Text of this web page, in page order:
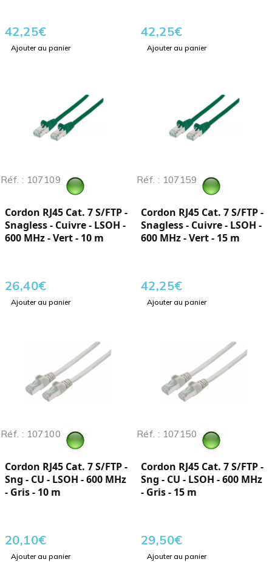
42,25€
Ajouter au panier
42,25€
Ajouter au panier
Réf. : 107109
Cordon RJ45 Cat. 7 S/FTP -
Snagless - Cuivre - LSOH -
600 MHz - Vert - 10 m
26,40€
Ajouter au panier
Réf. : 107159
Cordon RJ45 Cat. 7 S/FTP -
Snagless - Cuivre - LSOH -
600 MHz - Vert - 15 m
42,25€
Ajouter au panier
Réf. : 107100
Cordon RJ45 Cat. 7 S/FTP -
Sng - CU - LSOH - 600 MHz
- Gris - 10 m
20,10€
Ajouter au panier
Réf. : 107150
Cordon RJ45 Cat. 7 S/FTP -
Sng - CU - LSOH - 600 MHz
- Gris - 15 m
29,50€
Ajouter au panier